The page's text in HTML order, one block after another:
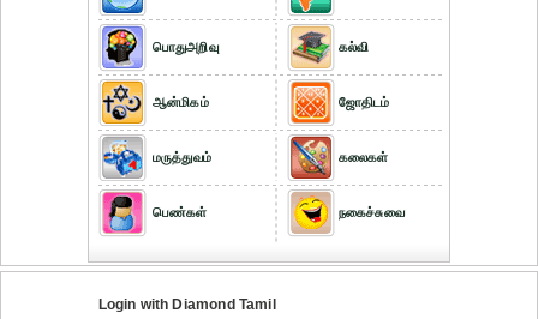
பொதுஅறிவு
ஆன்மிகம்
மருத்துவம்
பெண்கள்
கல்வி
ஜோதிடம்
கலைகள்
நகைச்சுவை
Login with Diamond Tamil